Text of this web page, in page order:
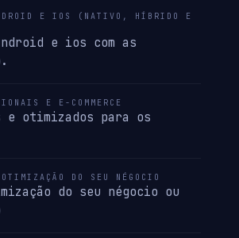
E IOS (NATIVO, HÍBRIDO E
e ios com as
E E-COMMERCE
e otimizados para os
DO SEU NÉGOCIO
do seu négocio ou